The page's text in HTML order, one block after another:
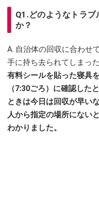
Q1.どのようなトラ
か？
A. 自治体の回収に合わせ
手に持ち去られてしまっ
有料シールを貼った寝具
（7:30ごろ）に確認した
ときは今日は回収が早い
人から指定の場所にない
わかりました。